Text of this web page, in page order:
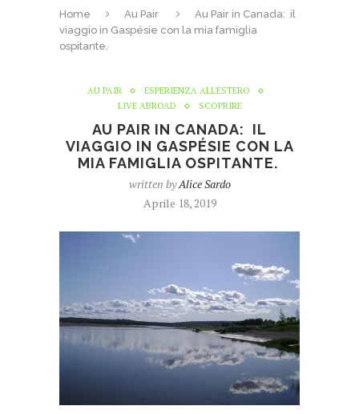
Home Au Pair
Au Pair in Canada: il
viaggio in Gaspésie con la mia famiglia
ospitante.
AU PAIR
ESPERIENZA ALL'ESTERO
LIVE ABROAD
SCOPRIRE
AU PAIR IN CANADA: IL
VIAGGIO IN GASPÉSIE CON LA
MIA FAMIGLIA OSPITANTE.
written byAlice Sardo
Aprile 18, 2019